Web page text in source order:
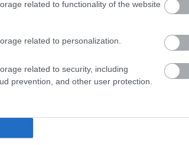
related to functionality of the website
related to personalization.
related to security, including
prevention, and other user protection.